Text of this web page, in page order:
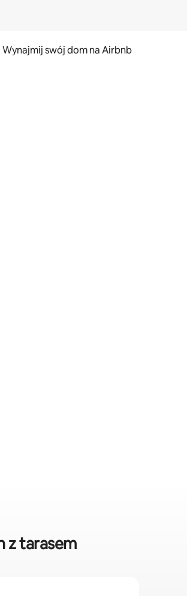
Wynajmij swój dom na Airbnb
lub przesuwania.
z tarasem